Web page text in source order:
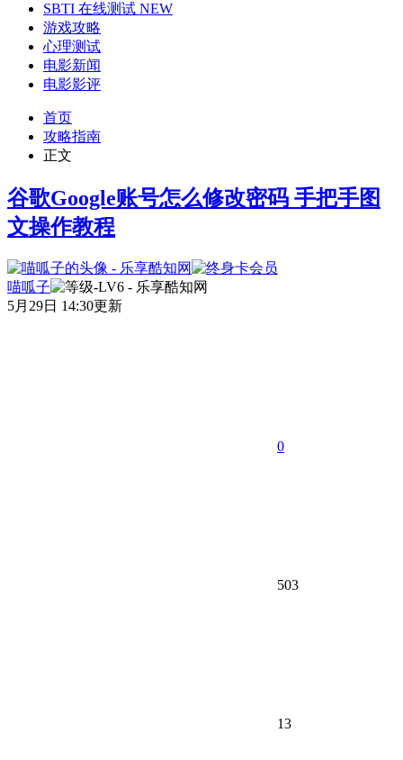
SBTI 在线测试 NEW
游戏攻略
心理测试
电影新闻
电影影评
首页
攻略指南
正文
谷歌Google账号怎么修改密码 手把手图
文操作教程
喵呱子
5月29日 14:30更新
0
503
13